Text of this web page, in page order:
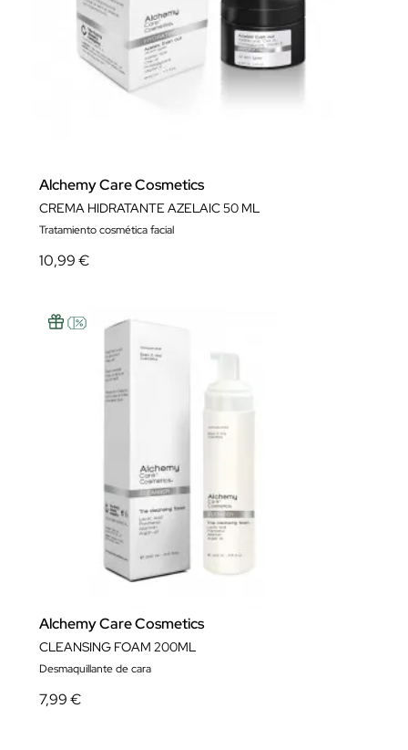
Alchemy Care Cosmetics
CREMA HIDRATANTE AZELAIC 50 ML
Tratamiento cosmética facial
10,99 €
Alchemy Care Cosmetics
CLEANSING FOAM 200ML
Desmaquillante de cara
7,99 €